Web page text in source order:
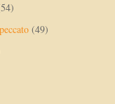
(49)